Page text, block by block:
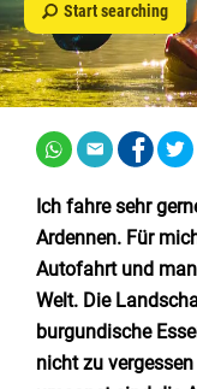
Frankreich
Schweiz
Informationen
Niederlande
Belgien
Luxemburg
Start searching
Ich fahre sehr
Ardennen. Für
Autofahrt und
Welt. Die
burgundische
nicht zu